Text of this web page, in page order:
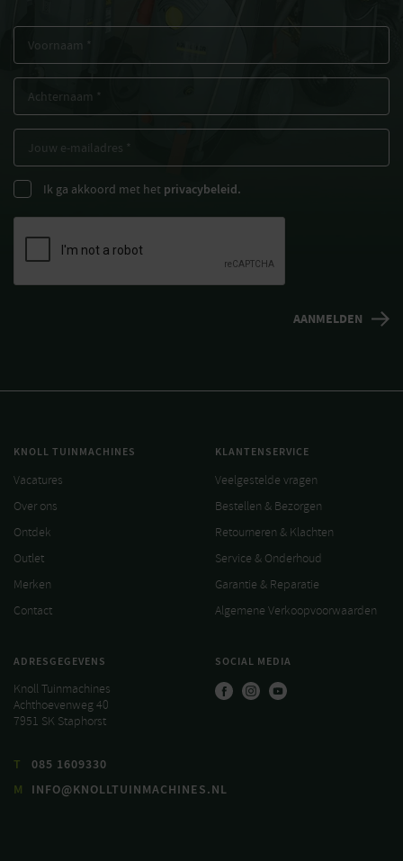
Ik ga akkoord met het privacybeleid.
KNOLL TUINMACHINES
Vacatures
Over ons
Ontdek
Outlet
Merken
Contact
KLANTENSERVICE
Veelgestelde vragen
Bestellen & Bezorgen
Retourneren & Klachten
Service & Onderhoud
Garantie & Reparatie
Algemene Verkoopvoorwaarden
ADRESGEGEVENS
Knoll Tuinmachines
Achthoevenweg 40
7951 SK Staphorst
T
085 1609330
M
INFO@KNOLLTUINMACHINES.NL
SOCIAL MEDIA